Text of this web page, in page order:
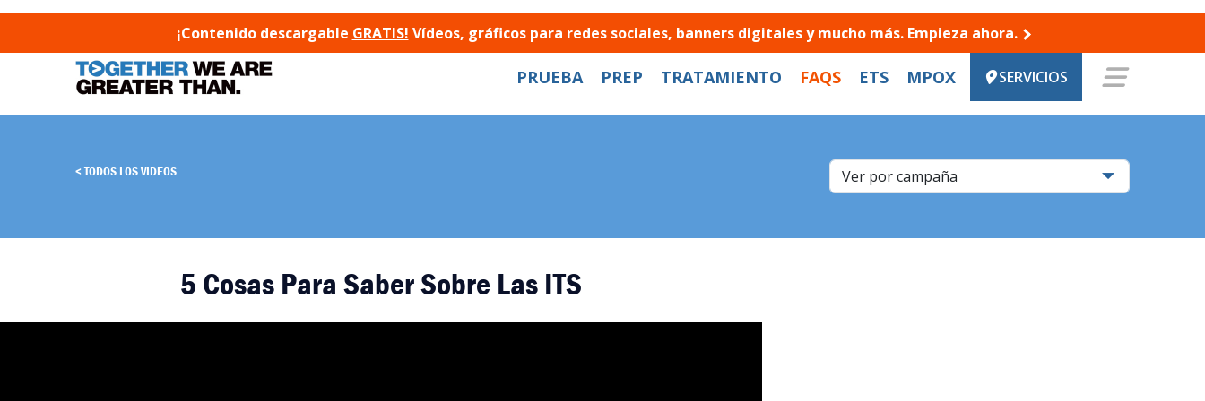
TO CONTENT
¡Contenido descargable GRATIS! Vídeos, gráficos para redes sociales, banners digitales y mucho más. Empieza ahora.
PRUEBA PREP TRATAMIENTO FAQS ETS MPOX SERVICIOS
TODOS LOS VIDEOS
5 Cosas Para Saber Sobre Las ITS